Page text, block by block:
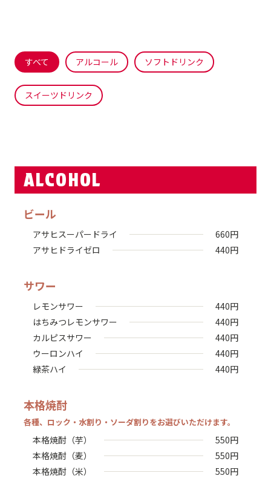
すべて アルコール ソフトドリンク
スイーツドリンク
ALCOHOL
ビール
アサヒスーパードライ 660円
アサヒドライゼロ
440円
サワー
レモンサワー 440円
はちみつレモンサワー
440円
カルピスサワー
440円
ウーロンハイ
440円
緑茶ハイ
440円
本格焼酎
各種、ロック・水割り・ソーダ割りをお選びいただけます。
本格焼酎（芋） 550円
本格焼酎（麦）
550円
本格焼酎（米）
550円